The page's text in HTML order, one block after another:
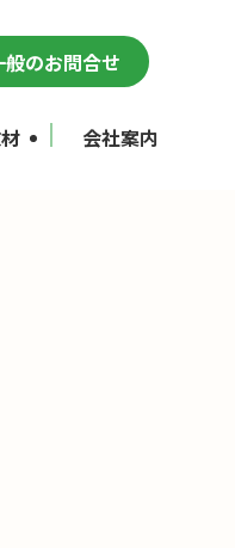
般のお問合せ
会社案内